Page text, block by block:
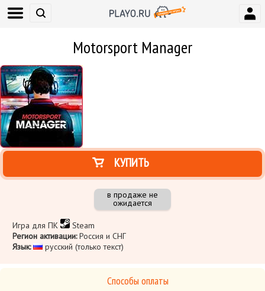
Motorsport Manager
КУПИТЬ
в продаже не
ожидается
Игра для ПК
Steam
Регион активации:Россия и СНГ
Язык:
русский (только текст)
Способы оплаты